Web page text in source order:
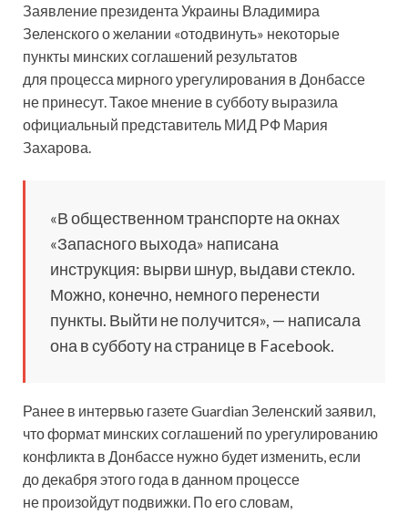
Заявление президента Украины Владимира
Зеленского о желании «отодвинуть» некоторые
пункты минских соглашений результатов
для процесса мирного урегулирования в Донбассе
не принесут. Такое мнение в субботу выразила
официальный представитель МИД РФ Мария
Захарова.
«В общественном транспорте на окнах
«Запасного выхода» написана
инструкция: вырви шнур, выдави стекло.
Можно, конечно, немного перенести
пункты. Выйти не получится», — написала
она в субботу на странице в Facebook.
Ранее в интервью газете Guardian Зеленский заявил,
что формат минских соглашений по урегулированию
конфликта в Донбассе нужно будет изменить, если
до декабря этого года в данном процессе
не произойдут подвижки. По его словам,